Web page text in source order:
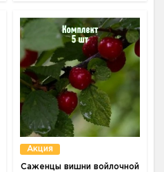
Акция
Саженцы вишни войлочной